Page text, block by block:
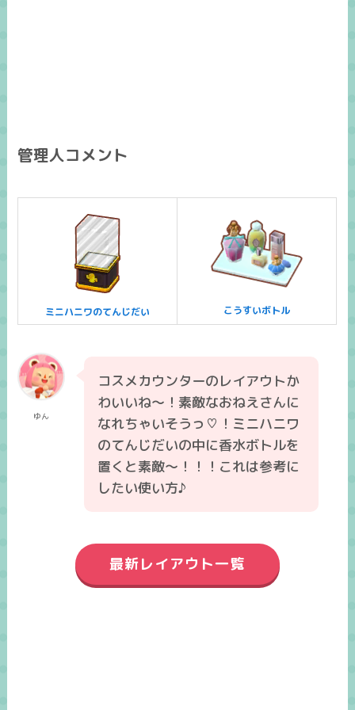
管理人コメント
ミニハニワのてんじだい こうすいボトル
ゆん
コスメカウンターのレイアウトか
わいいね～！素敵なおねえさんに
なれちゃいそうっ♡！ミニハニワ
のてんじだいの中に香水ボトルを
置くと素敵～！！！これは参考に
したい使い方♪
最新レイアウト一覧